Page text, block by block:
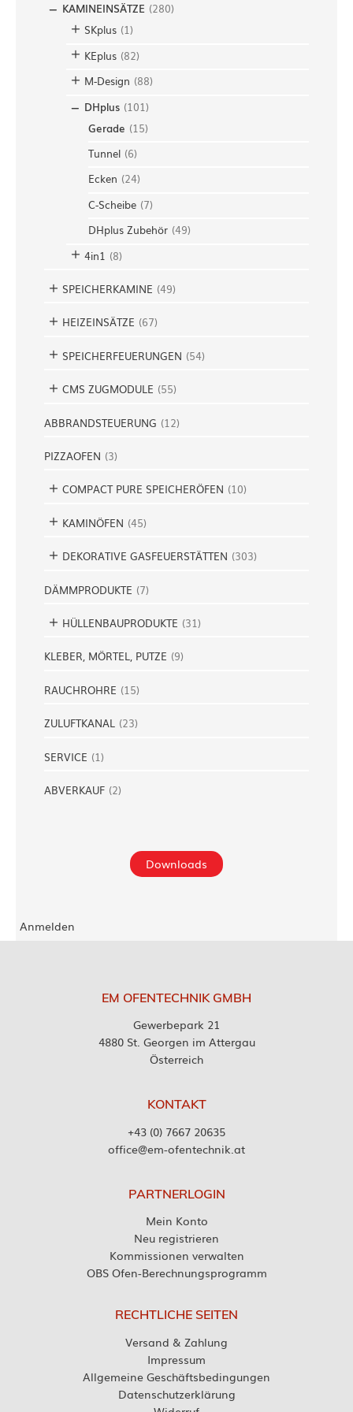
KAMINEINSÄTZE (280)
SKplus (1)
KEplus (82)
M-Design (88)
DHplus (101)
Gerade (15)
Tunnel (6)
Ecken (24)
C-Scheibe (7)
DHplus Zubehör (49)
4in1 (8)
SPEICHERKAMINE (49)
HEIZEINSÄTZE (67)
SPEICHERFEUERUNGEN (54)
CMS ZUGMODULE (55)
ABBRANDSTEUERUNG (12)
PIZZAOFEN (3)
COMPACT PURE SPEICHERÖFEN (10)
KAMINÖFEN (45)
DEKORATIVE GASFEUERSTÄTTEN (303)
DÄMMPRODUKTE (7)
HÜLLENBAUPRODUKTE (31)
KLEBER, MÖRTEL, PUTZE (9)
RAUCHROHRE (15)
ZULUFTKANAL (23)
SERVICE (1)
ABVERKAUF (2)
Downloads
Anmelden
EM OFENTECHNIK GMBH
Gewerbepark 21
4880 St. Georgen im Attergau
Österreich
KONTAKT
+43 (0) 7667 20635
office@em-ofentechnik.at
PARTNERLOGIN
Mein Konto
Neu registrieren
Kommissionen verwalten
OBS Ofen-Berechnungsprogramm
RECHTLICHE SEITEN
Versand & Zahlung
Impressum
Allgemeine Geschäftsbedingungen
Datenschutzerklärung